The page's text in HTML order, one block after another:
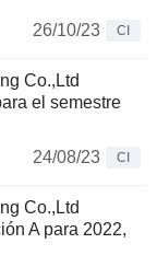
26/10/23
CI
Co.,Ltd
el semestre
24/08/23
CI
Co.,Ltd
A para 2022,